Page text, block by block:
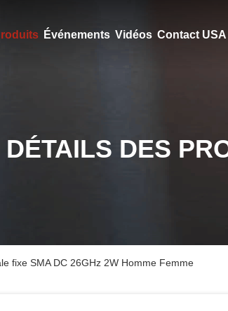
Événements Vidéos Contact USA
DÉTAILS DES
fixe SMA DC 26GHz 2W Homme Femme